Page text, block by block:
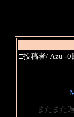
□投稿者/ Azu -0
またまた